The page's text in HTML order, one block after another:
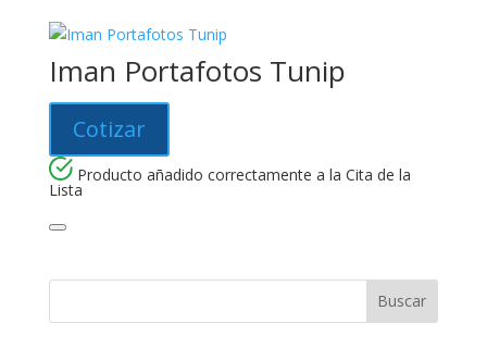
Iman Portafotos Tunip
Cotizar
Producto añadido correctamente a la Cita de la
Lista
Buscar